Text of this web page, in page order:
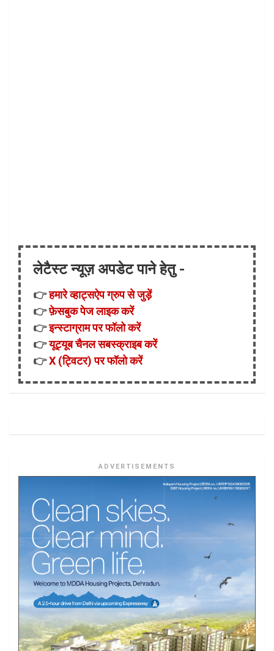
लेटैस्ट न्यूज़ अपडेट पाने हेतु -
👉हमारे व्हाट्सऐप ग्रुप से जुड़ें
👉फ़ेसबुक पेज लाइक करें
👉इन्स्टाग्राम पर फॉलो करें
👉यूट्यूब चैनल सबस्क्राइब करें
👉X (ट्विटर) पर फॉलो करें
ADVERTISEMENTS